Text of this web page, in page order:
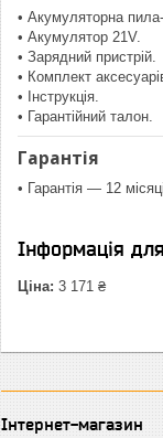
• Акумуляторна
• Акумулятор 21V.
• Зарядний пристрій.
• Комплект
• Інструкція.
• Гарантійний талон.
Гарантія
• Гарантія — 12
Інформація
Ціна: 3 171 ₴
Інтернет-магазин